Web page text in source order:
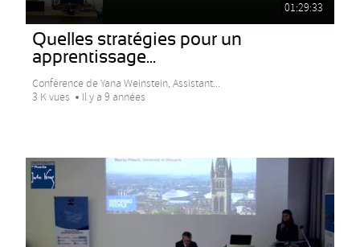
01:29:33
Quelles stratégies pour un
apprentissage...
Conférence de Yana Weinstein, Assistant...
3 K vues
Il y a 9 années